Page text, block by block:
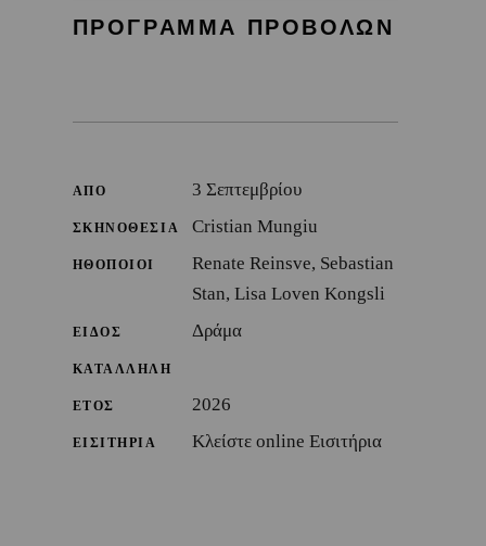
ΠΡΟΓΡΑΜΜΑ ΠΡΟΒΟΛΩΝ
ΑΠΟ 3 Σεπτεμβρίου
ΣΚΗΝΟΘΕΣΙΑ Cristian Mungiu
ΗΘΟΠΟΙΟΙ
Renate Reinsve, Sebastian
Stan, Lisa Loven Kongsli
ΕΙΔΟΣ Δράμα
ΚΑΤΑΛΛΗΛΗ
ΕΤΟΣ 2026
ΕΙΣΙΤΗΡΙΑ Κλείστε online Εισιτήρια